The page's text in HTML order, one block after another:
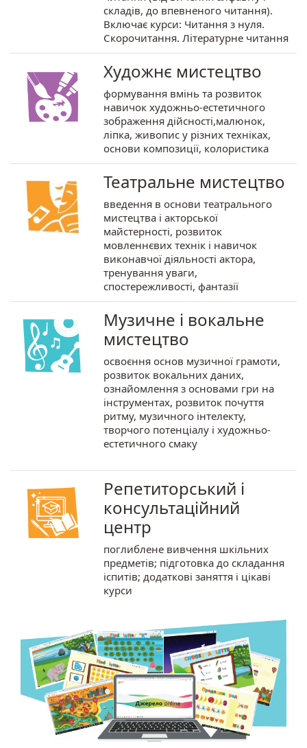
складів, до впевненого читання).
Включає курси: Читання з нуля.
Скорочитання. Літературне читання
Художнє мистецтво
формування вмінь та розвиток
навичок художньо-естетичного
зображення дійсності,малюнок,
ліпка, живопис у різних техніках,
основи композиції, колористика
Театральне мистецтво
введення в основи театрального
мистецтва і акторської
майстерності, розвиток
мовленнєвих технік і навичок
виконавчої діяльності актора,
тренування уваги,
спостережливості, фантазії
Музичне і вокальне
мистецтво
освоєння основ музичної грамоти,
розвиток вокальних даних,
ознайомлення з основами гри на
інструментах, розвиток почуття
ритму, музичного інтелекту,
творчого потенціалу і художньо-
естетичного смаку
Репетиторський і
консультаційний
центр
поглиблене вивчення шкільних
предметів; підготовка до складання
іспитів; додаткові заняття і цікаві
курси